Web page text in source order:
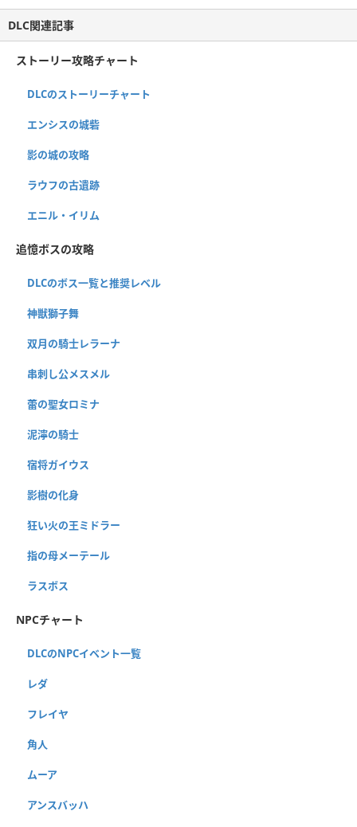
DLC関連記事
ストーリー攻略チャート
DLCのストーリーチャート
エンシスの城砦
影の城の攻略
ラウフの古遺跡
エニル・イリム
追憶ボスの攻略
DLCのボス一覧と推奨レベル
神獣獅子舞
双月の騎士レラーナ
串刺し公メスメル
蕾の聖女ロミナ
泥濘の騎士
宿将ガイウス
影樹の化身
狂い火の王ミドラー
指の母メーテール
ラスボス
NPCチャート
DLCのNPCイベント一覧
レダ
フレイヤ
角人
ムーア
アンスバッハ